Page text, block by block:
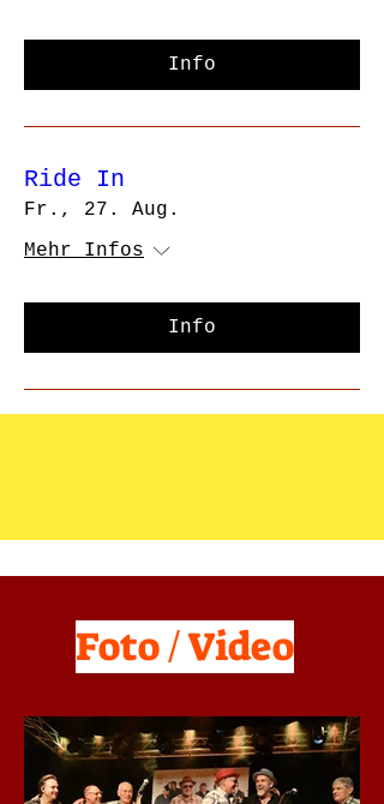
Info
Ride In
Fr., 27. Aug.
Mehr Infos
Info
Foto / Video